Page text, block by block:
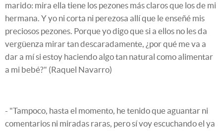
marido: mira ella tiene los pezones más claros que los de mi
hermana. Y yo ni corta ni perezosa allí que le enseñé mis
preciosos pezones. Porque yo digo que si a ellos no les da
vergüenza mirar tan descaradamente, ¿por qué me va a
dar a mí si estoy haciendo algo tan natural como alimentar
a mi bebé?" (Raquel Navarro)
- "Tampoco, hasta el momento, he tenido que aguantar ni
comentarios ni miradas raras, pero sí voy escuchando el ya